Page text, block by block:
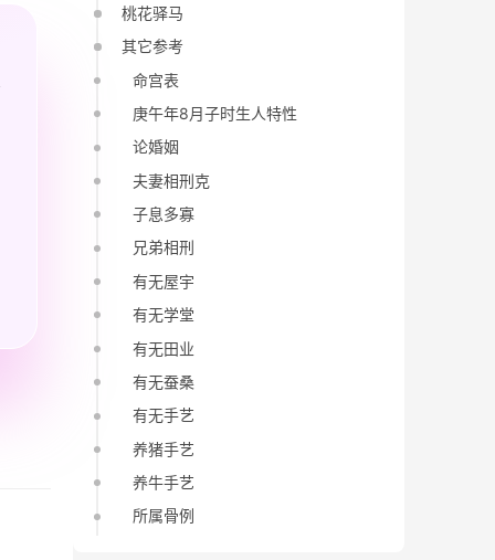
桃花驿马
其它参考
命宫表
庚午年8月子时生人特性
论婚姻
夫妻相刑克
子息多寡
兄弟相刑
有无屋宇
有无学堂
有无田业
有无蚕桑
有无手艺
养猪手艺
养牛手艺
所属骨例